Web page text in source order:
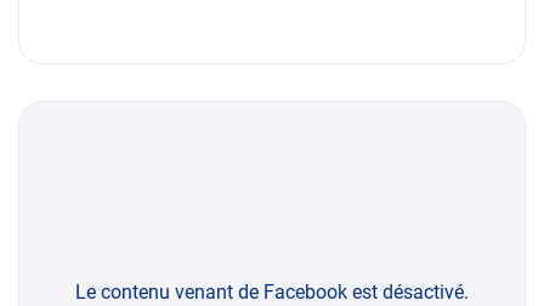
Le contenu venant de Facebook est désactivé.